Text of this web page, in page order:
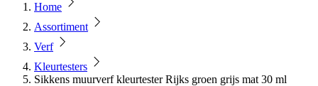
Home
Assortiment
Verf
Kleurtesters
Sikkens muurverf kleurtester Rijks groen grijs mat 30 ml